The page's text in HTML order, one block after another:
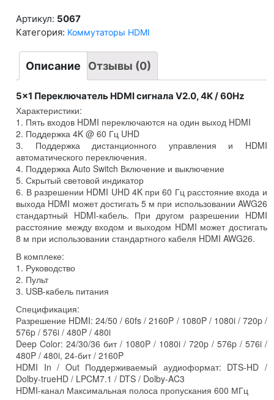
V2.0
4К
AIRBASE
SW51WT4K
Артикул: 5067
Категория: Коммутаторы HDMI
Описание Отзывы (0)
5×1 Переключатель HDMI сигнала V2.0, 4K / 60Hz
Характеристики:
1. Пять входов HDMI переключаются на один выход HDMI
2. Поддержка 4K @ 60 Гц UHD
3. Поддержка дистанционного управления и HDMI
автоматического переключения.
4. Поддержка Auto Switch Включение и выключение
5. Скрытый световой индикатор
6. В разрешении HDMI UHD 4K при 60 Гц расстояние входа и
выхода HDMI может достигать 5 м при использовании AWG26
стандартный HDMI-кабель. При другом разрешении HDMI
расстояние между входом и выходом HDMI может достигать
8 м при использовании стандартного кабеля HDMI AWG26.
В комплеке:
1. Руководство
2. Пульт
3. USB-кабель питания
Спецификация:
Разрешение HDMI: 24/50 / 60fs / 2160P / 1080P / 1080i / 720p /
576p / 576i / 480P / 480i
Deep Color: 24/30/36 бит / 1080P / 1080i / 720p / 576p / 576i /
480P / 480i, 24-бит / 2160P
HDMI In / Out Поддерживаемый аудиоформат: DTS-HD /
Dolby-trueHD / LPCM7.1 / DTS / Dolby-AC3
HDMI-канал Максимальная полоса пропускания 600 МГц